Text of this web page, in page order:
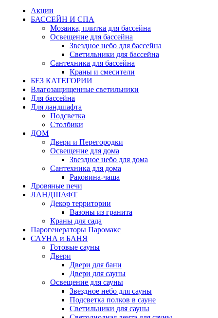
Акции
БАССЕЙН И СПА
Мозаика, плитка для бассейна
Освещение для бассейна
Звездное небо для бассейна
Светильники для бассейна
Сантехника для бассейна
Краны и смесители
БЕЗ КАТЕГОРИИ
Влагозащищенные светильники
Для бассейна
Для ландшафта
Подсветка
Столбики
ДОМ
Двери и Перегородки
Освещение для дома
Звездное небо для дома
Сантехника для дома
Раковина-чаша
Дровяные печи
ЛАНДШАФТ
Декор территории
Вазоны из гранита
Краны для сада
Парогенераторы Паромакс
САУНА и БАНЯ
Готовые сауны
Двери
Двери для бани
Двери для сауны
Освещение для сауны
Звездное небо для сауны
Подсветка полков в сауне
Светильники для сауны